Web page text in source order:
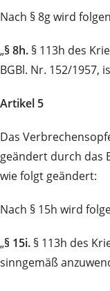
Nach § 8g wird
„§ 8h. § 113h des
BGBl. Nr. 152/1957,
Artikel 5
Das
geändert durch das
wie folgt geändert:
Nach § 15h wird
„§ 15i. § 113h des
sinngemäß